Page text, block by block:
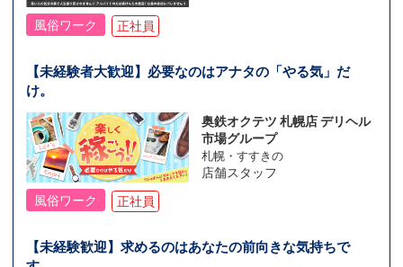
風俗ワーク 正社員
【未経験者大歓迎】必要なのはアナタの「やる気」だ
け。
奥鉄オクテツ 札幌店 デリヘル
市場グループ
札幌・すすきの
店舗スタッフ
風俗ワーク
正社員
【未経験歓迎】求めるのはあなたの前向きな気持ちで